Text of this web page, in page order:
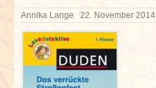
NEWS & DATES
BERICHTE
VERLOSUNGEN
Annika Lange 22. November 2014